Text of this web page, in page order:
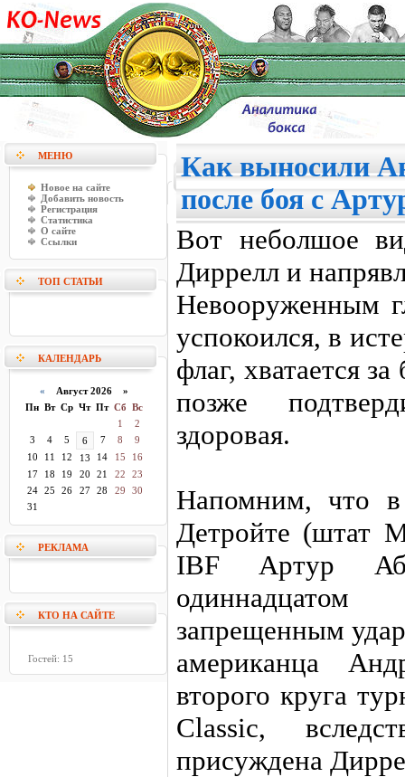
МЕНЮ
Новое на сайте
Добавить новость
Регистрация
Статистика
О сайте
Ссылки
ТОП СТАТЬИ
КАЛЕНДАРЬ
« Август 2026 »
Пн Вт Ср Чт Пт Сб Вс
1
2
3
4 5 6 7 8
9
10
11 12 13 14 15
16
17
18 19 20 21 22
23
24
25 26 27 28 29
30
31
РЕКЛАМА
КТО НА САЙТЕ
Гостей: 15
Как выносили
после боя с
Вот неболшое
Диррелл и
Невооруженным
успокоился, в
флаг, хватается
позже
здоровая.
Напомним, что
Детройте (штат
IBF Артур
запрещенным
американца
второго круга
Classic,
присуждена